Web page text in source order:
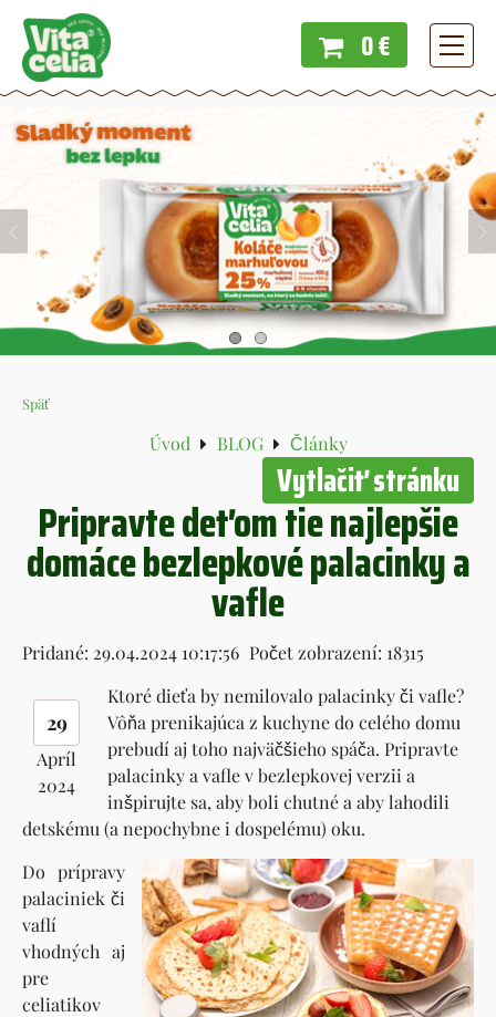
0 € Menu
Späť
Úvod BLOG Články
Vytlačiť stránku
Pripravte deťom tie najlepšie
domáce bezlepkové palacinky a
vafle
Pridané: 29.04.2024 10:17:56 Počet zobrazení: 18315
29
Apríl
2024
Ktoré dieťa by nemilovalo palacinky či vafle?
Vôňa prenikajúca z kuchyne do celého domu
prebudí aj toho najväčšieho spáča. Pripravte
palacinky a vafle v bezlepkovej verzii a
inšpirujte sa, aby boli chutné a aby lahodili
detskému (a nepochybne i dospelému) oku.
Do prípravy
palaciniek či
vaflí
vhodných aj
pre
celiatikov